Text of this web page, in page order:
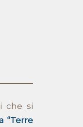
che si
“Terre